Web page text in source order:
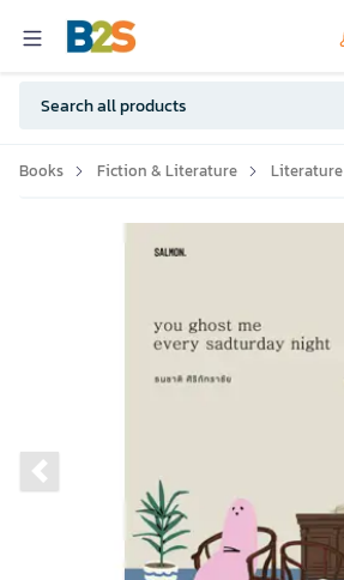
Books Fiction & Literature Literature
Previous slide